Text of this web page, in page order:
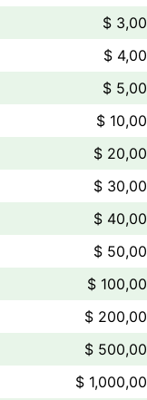
$
$
$
$
$
$
$
$
$
$
$
$